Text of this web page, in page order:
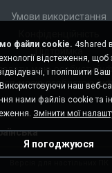
Умови використання
мою особисту
моєю особистою
файли cookie. 4shared
відстеження, щоб
і поліпшити
наш веб-
нами файлів cookie та
Змінити мої
Я погоджуюся